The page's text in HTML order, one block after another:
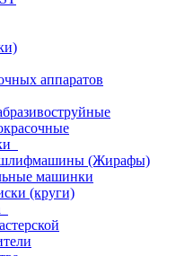
аппаратов
шлифмашины (Жирафы)
машинки
(круги)